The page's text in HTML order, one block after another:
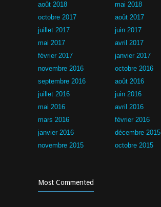
août 2018
mai 2018
octobre 2017
août 2017
juillet 2017
juin 2017
mai 2017
avril 2017
février 2017
janvier 2017
novembre 2016
octobre 2016
septembre 2016
août 2016
juillet 2016
juin 2016
mai 2016
avril 2016
mars 2016
février 2016
janvier 2016
décembre 2015
novembre 2015
octobre 2015
Most Commented